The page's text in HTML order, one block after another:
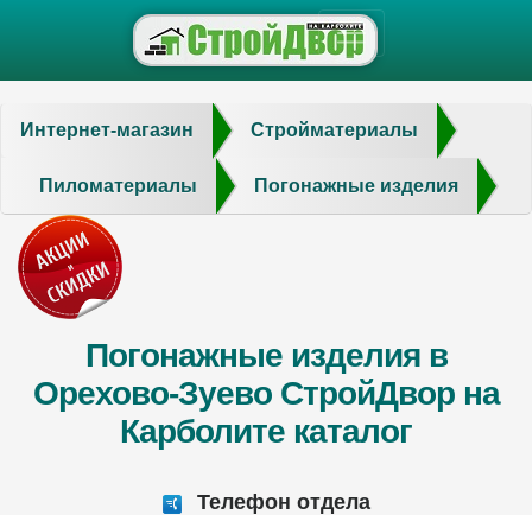
Интернет-магазин Стройматериалы
Пиломатериалы Погонажные изделия
Погонажные изделия в
Орехово-Зуево СтройДвор на
Карболите каталог
Телефон отдела